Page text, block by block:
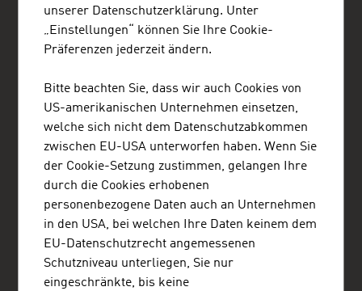
ADVANTAGE AUSTRIA Lagos
Austrian Embassy - Commercial Section Lagos
65A, Oyinkan Abayomi Drive
Lagos
Nigeria
+234 1 280 1304 , +234 809 097 8603
lagos@advantageaustria.org
Advantage Austria Nigeria on Facebook
Advantage Austria Ghana on Facebook
www.advantageaustria.org/ng
unserer Datenschutzerklärung. Unter
„Einstellungen“ können Sie Ihre Cookie-
Präferenzen jederzeit ändern.
Bitte beachten Sie, dass wir auch Cookies von
US-amerikanischen Unternehmen einsetzen,
welche sich nicht dem Datenschutzabkommen
zwischen EU-USA unterworfen haben. Wenn Sie
der Cookie-Setzung zustimmen, gelangen Ihre
durch die Cookies erhobenen
personenbezogene Daten auch an Unternehmen
in den USA, bei welchen Ihre Daten keinem dem
EU-Datenschutzrecht angemessenen
Schutzniveau unterliegen, Sie nur
eingeschränkte, bis keine